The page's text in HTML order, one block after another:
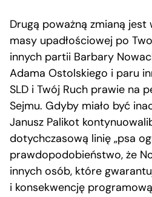
Drugą poważną zmianą
masy upadłościowej po
innych partii Barbary
Adama Ostolskiego i paru
SLD i Twój Ruch prawie na
Sejmu. Gdyby miało być
Janusz Palikot
dotychczasową linię „psa
prawdopodobieństwo, że
innych osób, które
i konsekwencję